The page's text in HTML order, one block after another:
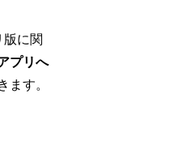
版に関
プリへ
ます。